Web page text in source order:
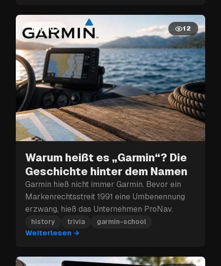
Tag 103 12
Warum heißt es „Garmin“? Die
Geschichte hinter dem Namen
Garmin hieß nicht immer Garmin. Bevor ein
Markenrechtsstreit 1991 eine Umbenennung
erzwang, hieß das Unternehmen ProNav.
history trivia
garmin-school
Weiterlesen →